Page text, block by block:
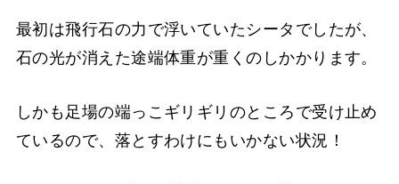
最初は飛行石の力で浮いていたシータでしたが、
石の光が消えた途端体重が重くのしかかります。
しかも足場の端っこギリギリのところで受け止め
ているので、落とすわけにもいかない状況！